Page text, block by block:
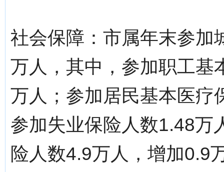
社会保障：市属年末参加
万人，其中，参加职工基
万人；参加居民基本医疗
参加失业保险人数1.48万
险人数4.9万人，增加0.9